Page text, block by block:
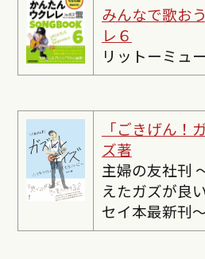
みんなで歌お
レ６
リットーミュ
「ごきげん！
ズ著
主婦の友社刊
えたガズが良
セイ本最新刊